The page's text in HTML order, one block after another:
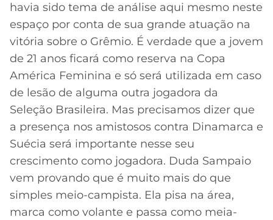
havia sido tema de análise aqui mesmo neste
espaço por conta de sua grande atuação na
vitória sobre o Grêmio. É verdade que a jovem
de 21 anos ficará como reserva na Copa
América Feminina e só será utilizada em caso
de lesão de alguma outra jogadora da
Seleção Brasileira. Mas precisamos dizer que
a presença nos amistosos contra Dinamarca e
Suécia será importante nesse seu
crescimento como jogadora. Duda Sampaio
vem provando que é muito mais do que
simples meio-campista. Ela pisa na área,
marca como volante e passa como meia-